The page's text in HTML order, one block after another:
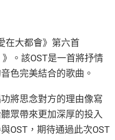
在大都會》第六首
。該OST是一首將抒情
色完美結合的歌曲。
將思念對方的理由像寫
眾帶來更加深厚的投入
OST，期待通過此次OST